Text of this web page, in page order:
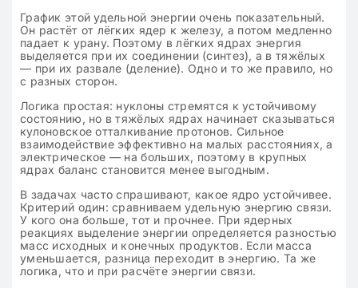
График этой удельной энергии очень показательный.
Он растёт от лёгких ядер к железу, а потом медленно
падает к урану. Поэтому в лёгких ядрах энергия
выделяется при их соединении (синтез), а в тяжёлых
— при их развале (деление). Одно и то же правило, но
с разных сторон.
Логика простая: нуклоны стремятся к устойчивому
состоянию, но в тяжёлых ядрах начинает сказываться
кулоновское отталкивание протонов. Сильное
взаимодействие эффективно на малых расстояниях, а
электрическое — на больших, поэтому в крупных
ядрах баланс становится менее выгодным.
В задачах часто спрашивают, какое ядро устойчивее.
Критерий один: сравниваем удельную энергию связи.
У кого она больше, тот и прочнее. При ядерных
реакциях выделение энергии определяется разностью
масс исходных и конечных продуктов. Если масса
уменьшается, разница переходит в энергию. Та же
логика, что и при расчёте энергии связи.